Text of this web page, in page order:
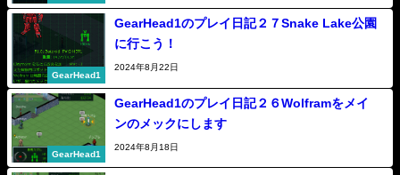
GearHead1
GearHead1のプレイ日記２７Snake Lake公園
に行こう！
2024年8月22日
GearHead1
GearHead1のプレイ日記２６Wolframをメイ
ンのメックにします
2024年8月18日